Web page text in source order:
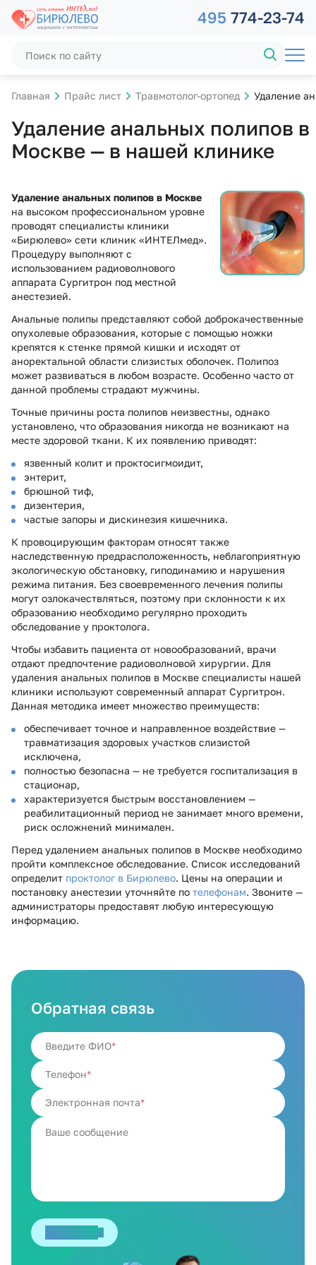
495 774-23-74
Главная Прайс лист Травмотолог-ортопед Удаление
Удаление анальных полипов в
Москве — в нашей клинике
Удаление анальных полипов в Москве
на высоком профессиональном уровне
проводят специалисты клиники
«Бирюлево» сети клиник «ИНТЕЛмед».
Процедуру выполняют с
использованием радиоволнового
аппарата Сургитрон под местной
анестезией.
Анальные полипы представляют собой доброкачественные
опухолевые образования, которые с помощью ножки
крепятся к стенке прямой кишки и исходят от
аноректальной области слизистых оболочек. Полипоз
может развиваться в любом возрасте. Особенно часто от
данной проблемы страдают мужчины.
Точные причины роста полипов неизвестны, однако
установлено, что образования никогда не возникают на
месте здоровой ткани. К их появлению приводят:
язвенный колит и проктосигмоидит,
энтерит,
брюшной тиф,
дизентерия,
частые запоры и дискинезия кишечника.
К провоцирующим факторам относят также
наследственную предрасположенность, неблагоприятную
экологическую обстановку, гиподинамию и нарушения
режима питания. Без своевременного лечения полипы
могут озлокачествляться, поэтому при склонности к их
образованию необходимо регулярно проходить
обследование у проктолога.
Чтобы избавить пациента от новообразований, врачи
отдают предпочтение радиоволновой хирургии. Для
удаления анальных полипов в Москве специалисты нашей
клиники используют современный аппарат Сургитрон.
Данная методика имеет множество преимуществ:
обеспечивает точное и направленное воздействие —
травматизация здоровых участков слизистой
исключена,
полностью безопасна — не требуется госпитализация в
стационар,
характеризуется быстрым восстановлением —
реабилитационный период не занимает много времени,
риск осложнений минимален.
Перед удалением анальных полипов в Москве необходимо
пройти комплексное обследование. Список исследований
определит проктолог в Бирюлево. Цены на операции и
постановку анестезии уточняйте по телефонам. Звоните —
администраторы предоставят любую интересующую
информацию.
Обратная связь
Введите ФИО
Телефон
Электронная почта